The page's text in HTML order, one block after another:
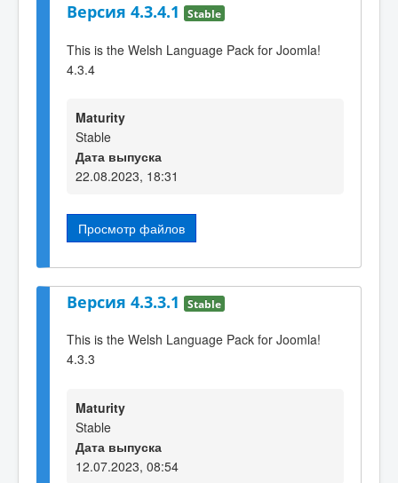
Версия 4.3.4.1 Stable
This is the Welsh Language Pack for Joomla!
4.3.4
Maturity
Stable
Дата выпуска
22.08.2023, 18:31
Просмотр файлов
Версия 4.3.3.1 Stable
This is the Welsh Language Pack for Joomla!
4.3.3
Maturity
Stable
Дата выпуска
12.07.2023, 08:54